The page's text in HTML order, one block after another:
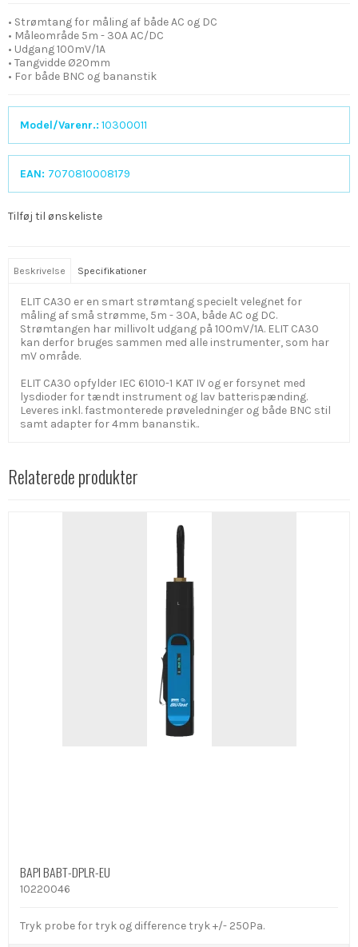
• Strømtang for måling af både AC og DC
• Måleområde 5m - 30A AC/DC
• Udgang 100mV/1A
• Tangvidde Ø20mm
• For både BNC og bananstik
Model/Varenr.: 10300011
EAN: 7070810008179
Tilføj til ønskeliste
Beskrivelse Specifikationer
ELIT CA30 er en smart strømtang specielt velegnet for
måling af små strømme, 5m - 30A, både AC og DC.
Strømtangen har millivolt udgang på 100mV/1A. ELIT CA30
kan derfor bruges sammen med alle instrumenter, som har
mV område.
ELIT CA30 opfylder IEC 61010-1 KAT IV og er forsynet med
lysdioder for tændt instrument og lav batterispænding.
Leveres inkl. fastmonterede prøveledninger og både BNC stil
samt adapter for 4mm bananstik..
Relaterede produkter
BAPI BABT-DPLR-EU
10220046
Tryk probe for tryk og difference tryk +/- 250Pa.